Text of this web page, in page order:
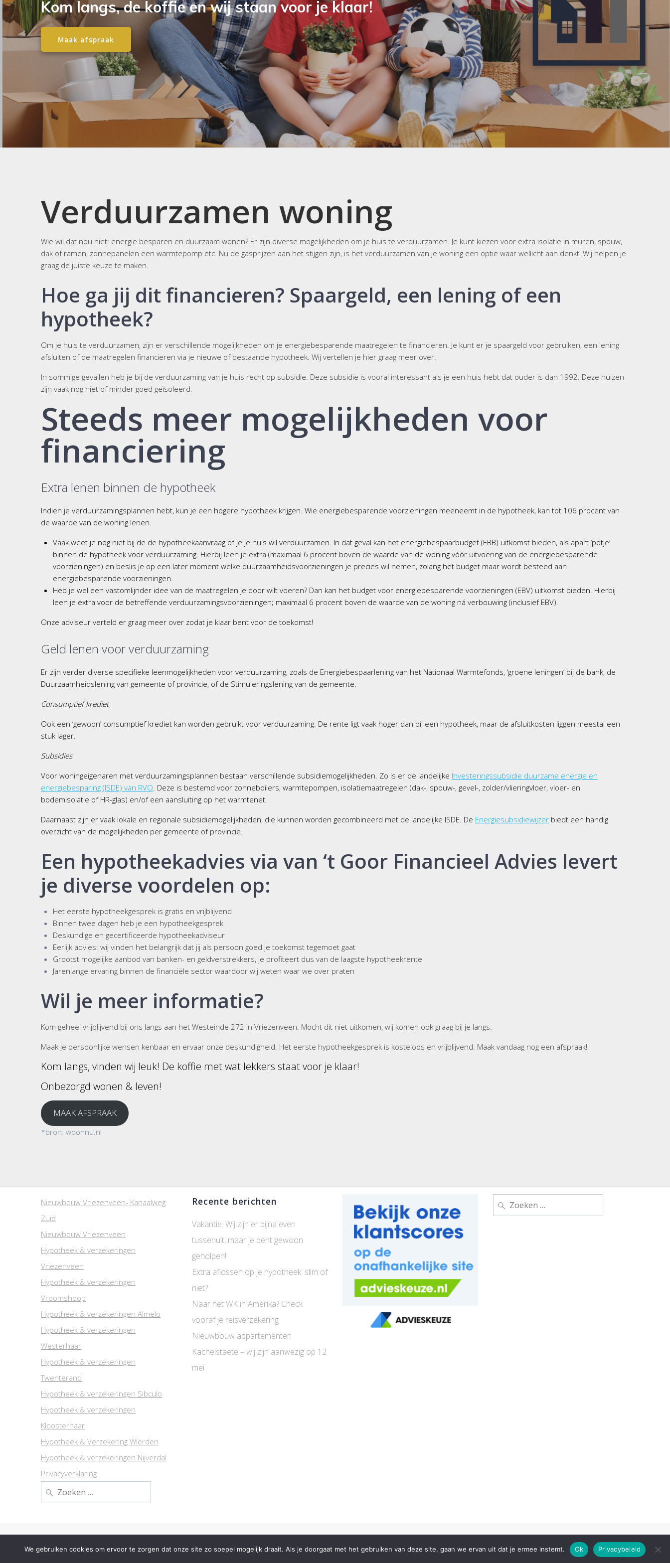
Kom langs, de koffie en wij staan voor je klaar!
Maak afspraak
Verduurzamen woning
Wie wil dat nou niet: energie besparen en duurzaam wonen? Er zijn diverse mogelijkheden om je huis te verduurzamen. Je kunt kiezen voor extra isolatie in muren, spouw,
dak of ramen, zonnepanelen een warmtepomp etc. Nu de gasprijzen aan het stijgen zijn, is het verduurzamen van je woning een optie waar wellicht aan denkt! Wij helpen je
graag de juiste keuze te maken.
Hoe ga jij dit financieren? Spaargeld, een lening of een
hypotheek?
Om je huis te verduurzamen, zijn er verschillende mogelijkheden om je energiebesparende maatregelen te financieren. Je kunt er je spaargeld voor gebruiken, een lening
afsluiten of de maatregelen financieren via je nieuwe of bestaande hypotheek. Wij vertellen je hier graag meer over.
In sommige gevallen heb je bij de verduurzaming van je huis recht op subsidie. Deze subsidie is vooral interessant als je een huis hebt dat ouder is dan 1992. Deze huizen
zijn vaak nog niet of minder goed geïsoleerd.
Steeds meer mogelijkheden voor
financiering
Extra lenen binnen de hypotheek
Indien je verduurzamingsplannen hebt, kun je een hogere hypotheek krijgen. Wie energiebesparende voorzieningen meeneemt in de hypotheek, kan tot 106 procent van
de waarde van de woning lenen.
Vaak weet je nog niet bij de de hypotheekaanvraag of je je huis wil verduurzamen. In dat geval kan het energiebespaarbudget (EBB) uitkomst bieden, als apart ‘potje’
binnen de hypotheek voor verduurzaming. Hierbij leen je extra (maximaal 6 procent boven de waarde van de woning vóór uitvoering van de energiebesparende
voorzieningen) en beslis je op een later moment welke duurzaamheidsvoorzieningen je precies wil nemen, zolang het budget maar wordt besteed aan
energiebesparende voorzieningen.
Heb je wel een vastomlijnder idee van de maatregelen je door wilt voeren? Dan kan het budget voor energiebesparende voorzieningen (EBV) uitkomst bieden. Hierbij
leen je extra voor de betreffende verduurzamingsvoorzieningen; maximaal 6 procent boven de waarde van de woning ná verbouwing (inclusief EBV).
Onze adviseur verteld er graag meer over zodat je klaar bent voor de toekomst!
Geld lenen voor verduurzaming
Er zijn verder diverse specifieke leenmogelijkheden voor verduurzaming, zoals de Energiebespaarlening van het Nationaal Warmtefonds, ‘groene leningen’ bij de bank, de
Duurzaamheidslening van gemeente of provincie, of de Stimuleringslening van de gemeente.
Consumptief krediet
Ook een ‘gewoon’ consumptief krediet kan worden gebruikt voor verduurzaming. De rente ligt vaak hoger dan bij een hypotheek, maar de afsluitkosten liggen meestal een
stuk lager.
Subsidies
Voor woningeigenaren met verduurzamingsplannen bestaan verschillende subsidiemogelijkheden. Zo is er de landelijke Investeringssubsidie duurzame energie en
energiebesparing (ISDE) van RVO. Deze is bestemd voor zonneboilers, warmtepompen, isolatiemaatregelen (dak-, spouw-, gevel-, zolder/vlieringvloer, vloer- en
bodemisolatie of HR-glas) en/of een aansluiting op het warmtenet.
Daarnaast zijn er vaak lokale en regionale subsidiemogelijkheden, die kunnen worden gecombineerd met de landelijke ISDE. De Energiesubsidiewijzer biedt een handig
overzicht van de mogelijkheden per gemeente of provincie.
Een hypotheekadvies via van ‘t Goor Financieel Advies levert
je diverse voordelen op:
Het eerste hypotheekgesprek is gratis en vrijblijvend
Binnen twee dagen heb je een hypotheekgesprek
Deskundige en gecertificeerde hypotheekadviseur
Eerlijk advies: wij vinden het belangrijk dat jij als persoon goed je toekomst tegemoet gaat
Grootst mogelijke aanbod van banken- en geldverstrekkers, je profiteert dus van de laagste hypotheekrente
Jarenlange ervaring binnen de financiële sector waardoor wij weten waar we over praten
Wil je meer informatie?
Kom geheel vrijblijvend bij ons langs aan het Westeinde 272 in Vriezenveen. Mocht dit niet uitkomen, wij komen ook graag bij je langs.
Maak je persoonlijke wensen kenbaar en ervaar onze deskundigheid. Het eerste hypotheekgesprek is kosteloos en vrijblijvend. Maak vandaag nog een afspraak!
Kom langs, vinden wij leuk! De koffie met wat lekkers staat voor je klaar!
Onbezorgd wonen & leven!
MAAK AFSPRAAK
*bron: woonnu.nl
Nieuwbouw Vriezenveen- Kanaalweg
Zuid
Nieuwbouw Vriezenveen
Hypotheek & verzekeringen
Vriezenveen
Hypotheek & verzekeringen
Vroomshoop
Hypotheek & verzekeringen Almelo
Hypotheek & verzekeringen
Westerhaar
Hypotheek & verzekeringen
Twenterand
Hypotheek & verzekeringen Sibculo
Hypotheek & verzekeringen
Kloosterhaar
Hypotheek & Verzekering Wierden
Hypotheek & verzekeringen Nijverdal
Privacyverklaring
Zoeken
naar:
Recente berichten
Vakantie. Wij zijn er bijna even
tussenuit, maar je bent gewoon
geholpen!
Extra aflossen op je hypotheek: slim of
niet?
Naar het WK in Amerika? Check
vooraf je reisverzekering
Nieuwbouw appartementen
Kachelstaete – wij zijn aanwezig op 12
mei
Zoeken
naar:
van 't Goor Hypotheken & Verzekeringen
Copyright © 2026 van 't Goor Hypotheken & Verzekeringen.
We gebruiken cookies om ervoor te zorgen dat onze site zo soepel mogelijk draait. Als je doorgaat met het gebruiken van deze site, gaan we ervan uit dat je ermee instemt. Ok Privacybeleid